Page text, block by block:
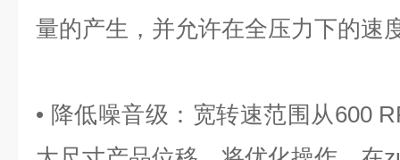
量的产生，并允许在全压力下的速
• 降低噪音级：宽转速范围从600